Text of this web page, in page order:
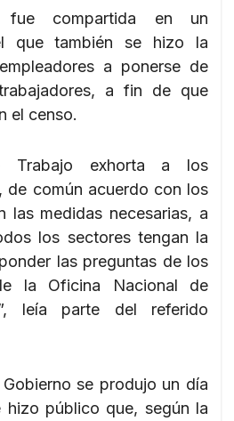
fue compartida en un
que también se hizo la
a ponerse de
a fin de que
el censo.
Trabajo exhorta a los
de común acuerdo con los
las medidas necesarias, a
los sectores tengan la
las preguntas de los
la Oficina Nacional de
leía parte del referido
se produjo un día
hizo público que, según la